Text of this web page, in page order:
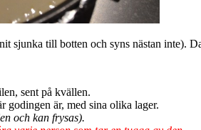
sjunka till botten och syns nästan inte).
sent på kvällen.
godingen är, med sina olika lager.
och kan frysas).